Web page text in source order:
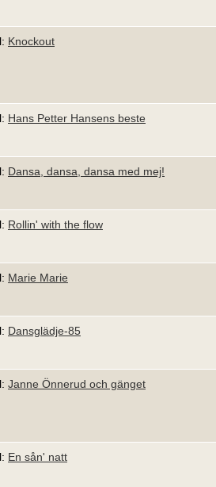
Knockout
Hans Petter Hansens beste
Dansa, dansa, dansa med mej!
Rollin' with the flow
Marie Marie
Dansglädje-85
Janne Önnerud och gänget
En sån' natt